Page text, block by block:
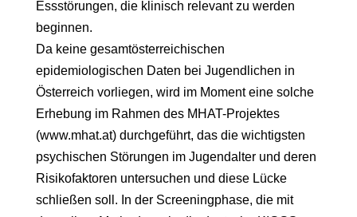
Essstörungen, die klinisch relevant zu werden
beginnen.
Da keine gesamtösterreichischen
epidemiologischen Daten bei Jugendlichen in
Österreich vorliegen, wird im Moment eine solche
Erhebung im Rahmen des MHAT-Projektes
(www.mhat.at) durchgeführt, das die wichtigsten
psychischen Störungen im Jugendalter und deren
Risikofaktoren untersuchen und diese Lücke
schließen soll. In der Screeningphase, die mit